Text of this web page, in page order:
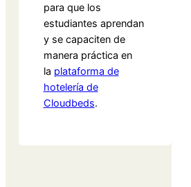
para que los
estudiantes aprendan
y se capaciten de
manera práctica en
la plataforma de
hotelería de
Cloudbeds.